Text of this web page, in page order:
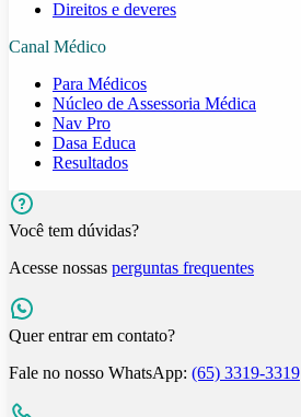
Direitos e deveres
Canal Médico
Para Médicos
Núcleo de Assessoria Médica
Nav Pro
Dasa Educa
Resultados
Você tem dúvidas?
Acesse nossas perguntas frequentes
Quer entrar em contato?
Fale no nosso WhatsApp: (65) 3319-3319